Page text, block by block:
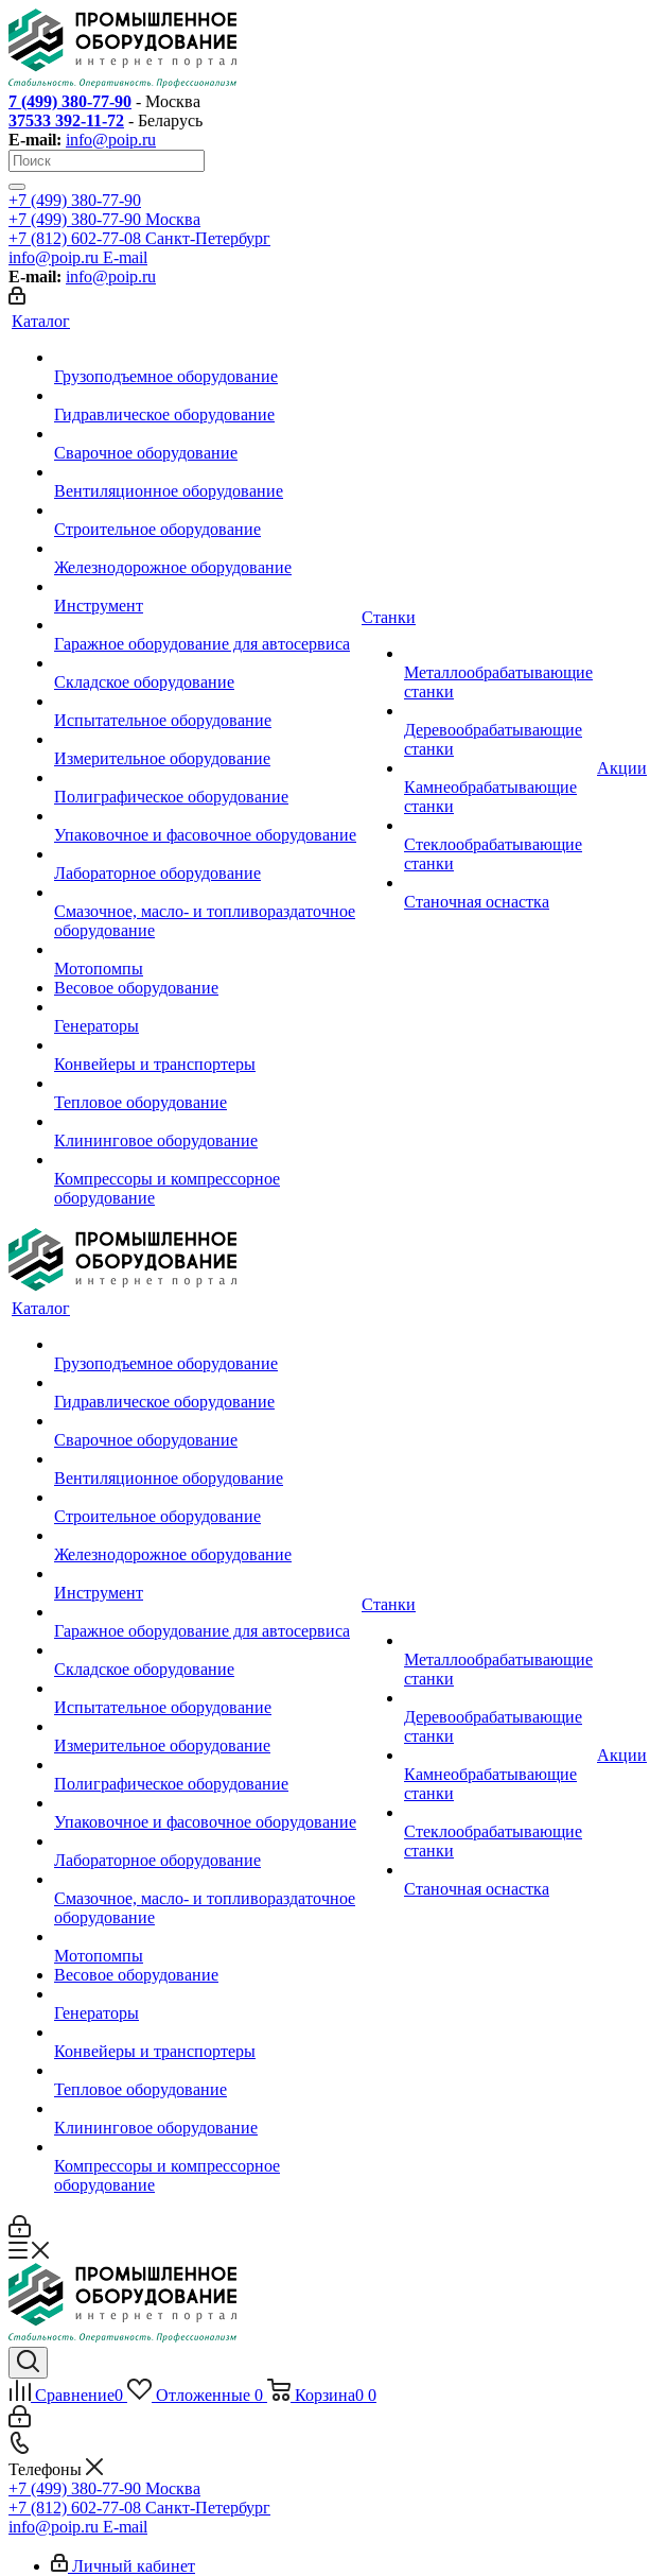
7 (499) 380-77-90 - Москва
37533 392-11-72 - Беларусь
E-mail: info@poip.ru
+7 (499) 380-77-90
+7 (499) 380-77-90 Москва
+7 (812) 602-77-08 Санкт-Петербург
info@poip.ru E-mail
E-mail: info@poip.ru
Каталог
Грузоподъемное оборудование
Гидравлическое оборудование
Сварочное оборудование
Вентиляционное оборудование
Строительное оборудование
Железнодорожное оборудование
Инструмент
Гаражное оборудование для автосервиса
Складское оборудование
Испытательное оборудование
Измерительное оборудование
Полиграфическое оборудование
Упаковочное и фасовочное оборудование
Лабораторное оборудование
Смазочное, масло- и топливораздаточное
оборудование
Мотопомпы
Весовое оборудование
Генераторы
Конвейеры и транспортеры
Тепловое оборудование
Клининговое оборудование
Компрессоры и компрессорное
оборудование
Станки
Металлообрабатывающие
станки
Деревообрабатывающие
станки
Камнеобрабатывающие
станки
Стеклообрабатывающие
станки
Станочная оснастка
Акции
Каталог
Грузоподъемное оборудование
Гидравлическое оборудование
Сварочное оборудование
Вентиляционное оборудование
Строительное оборудование
Железнодорожное оборудование
Инструмент
Гаражное оборудование для автосервиса
Складское оборудование
Испытательное оборудование
Измерительное оборудование
Полиграфическое оборудование
Упаковочное и фасовочное оборудование
Лабораторное оборудование
Смазочное, масло- и топливораздаточное
оборудование
Мотопомпы
Весовое оборудование
Генераторы
Конвейеры и транспортеры
Тепловое оборудование
Клининговое оборудование
Компрессоры и компрессорное
оборудование
Станки
Металлообрабатывающие
станки
Деревообрабатывающие
станки
Камнеобрабатывающие
станки
Стеклообрабатывающие
станки
Станочная оснастка
Акции
Сравнение0 Отложенные 0 Корзина0 0
Телефоны
+7 (499) 380-77-90 Москва
+7 (812) 602-77-08 Санкт-Петербург
info@poip.ru E-mail
Личный кабинет